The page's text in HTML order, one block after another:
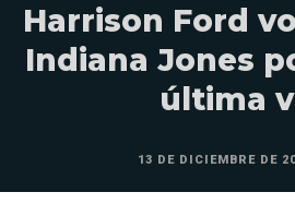
Harrison Ford
Indiana Jones
última
13 DE DICIEMBRE DE